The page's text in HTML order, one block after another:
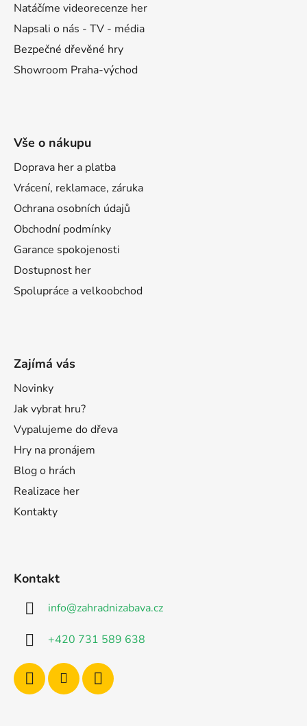
Natáčíme videorecenze her
Napsali o nás - TV - média
Bezpečné dřevěné hry
Showroom Praha-východ
Vše o nákupu
Doprava her a platba
Vrácení, reklamace, záruka
Ochrana osobních údajů
Obchodní podmínky
Garance spokojenosti
Dostupnost her
Spolupráce a velkoobchod
Zajímá vás
Novinky
Jak vybrat hru?
Vypalujeme do dřeva
Hry na pronájem
Blog o hrách
Realizace her
Kontakty
Kontakt
info@zahradnizabava.cz
+420 731 589 638